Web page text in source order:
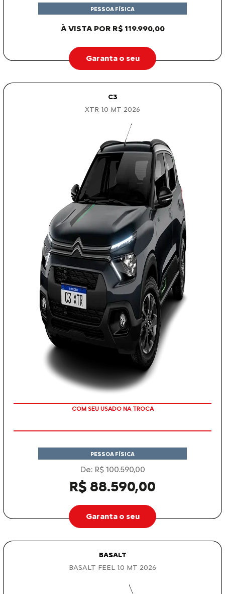
À VISTA POR R$ 119.990,00
PESSOA FÍSICA
Garanta o seu
C3
XTR 1.0 MT 2026
COM SEU USADO NA TROCA
PESSOA FÍSICA
De: R$ 100.590,00
R$ 88.590,00
Garanta o seu
BASALT
BASALT FEEL 1.0 MT 2026